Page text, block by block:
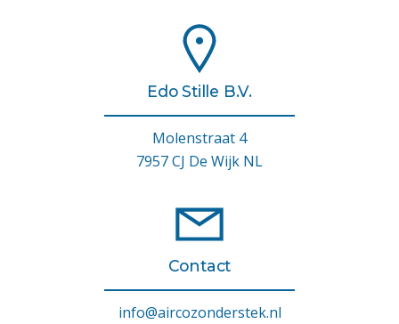
Edo Stille B.V.
Molenstraat 4
7957 CJ De Wijk NL
Contact
info@aircozonderstek.nl